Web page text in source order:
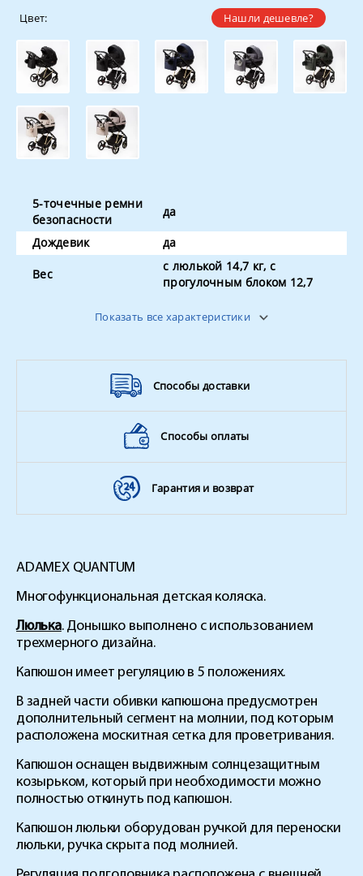
Нашли дешевле?
Цвет:
5-точечные ремни
безопасности
да
Дождевик
да
Вес
с люлькой 14,7 кг, с
прогулочным блоком 12,7
Показать все характеристики
Способы доставки
Способы оплаты
Гарантия и возврат
ADAMEX QUANTUM
Многофункциональная детская коляска.
Люлька. Донышко выполнено с использованием
трехмерного дизайна.
Капюшон имеет регуляцию в 5 положениях.
В задней части обивки капюшона предусмотрен
дополнительный сегмент на молнии, под которым
расположена москитная сетка для проветривания.
Капюшон оснащен выдвижным солнцезащитным
козырьком, который при необходимости можно
полностью откинуть под капюшон.
Капюшон люльки оборудован ручкой для переноски
люльки, ручка скрыта под молнией.